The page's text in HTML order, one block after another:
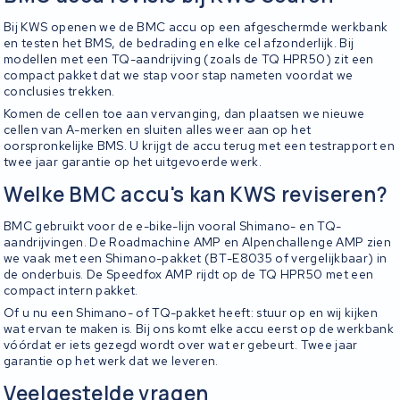
Bij KWS openen we de BMC accu op een afgeschermde werkbank
en testen het BMS, de bedrading en elke cel afzonderlijk. Bij
modellen met een TQ-aandrijving (zoals de TQ HPR50) zit een
compact pakket dat we stap voor stap nameten voordat we
conclusies trekken.
Komen de cellen toe aan vervanging, dan plaatsen we nieuwe
cellen van A-merken en sluiten alles weer aan op het
oorspronkelijke BMS. U krijgt de accu terug met een testrapport en
twee jaar garantie op het uitgevoerde werk.
Welke BMC accu's kan KWS reviseren?
BMC gebruikt voor de e-bike-lijn vooral Shimano- en TQ-
aandrijvingen. De Roadmachine AMP en Alpenchallenge AMP zien
we vaak met een Shimano-pakket (BT-E8035 of vergelijkbaar) in
de onderbuis. De Speedfox AMP rijdt op de TQ HPR50 met een
compact intern pakket.
Of u nu een Shimano- of TQ-pakket heeft: stuur op en wij kijken
wat ervan te maken is. Bij ons komt elke accu eerst op de werkbank
vóórdat er iets gezegd wordt over wat er gebeurt. Twee jaar
garantie op het werk dat we leveren.
Veelgestelde vragen